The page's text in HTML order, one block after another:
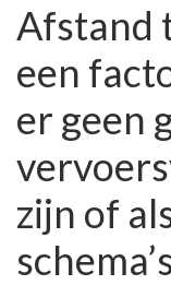
Afstand
een
er geen
zijn of